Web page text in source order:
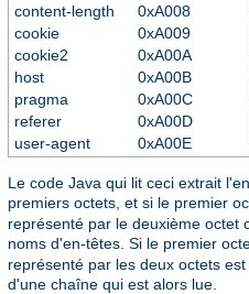
content-length
0xA008
cookie
0xA009
cookie2
0xA00A
host
0xA00B
pragma
0xA00C
referer
0xA00D
user-agent
0xA00E
Le code Java qui lit ceci extrait
premiers octets, et si le premier
représenté par le deuxième octet
noms d'en-têtes. Si le premier
représenté par les deux octets
d'une chaîne qui est alors lue.